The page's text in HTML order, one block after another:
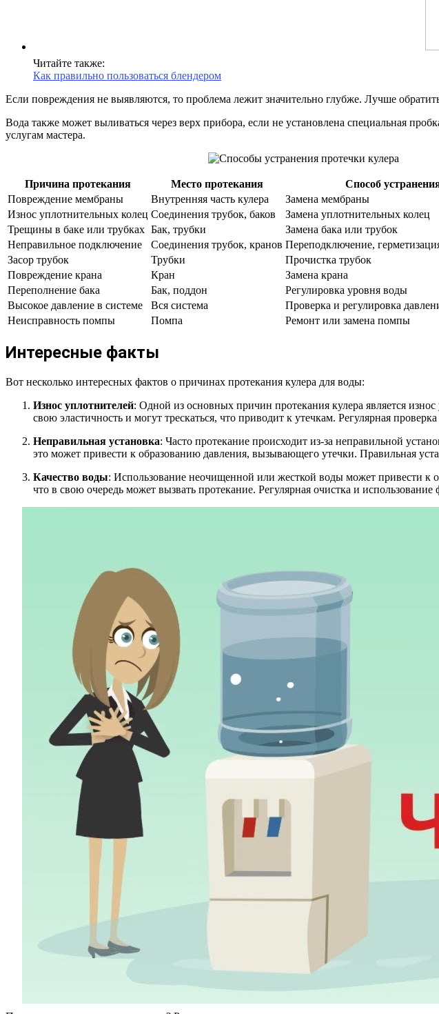
Читайте также:
Как правильно пользоваться блендером
Если повреждения не выявляются, то проблема лежит значительно глубже. Лучше
Вода также может выливаться через верх прибора, если не установлена специальная
услугам мастера.
Причина протекания Место протекания
Способ
Повреждение мембраны
Внутренняя часть кулера
Замена мембраны
Износ уплотнительных колец Соединения трубок, баков
Замена уплотнительных колец
Трещины в баке или трубках Бак, трубки
Замена бака или трубок
Неправильное подключение
Соединения трубок, кранов Переподключение,
Засор трубок
Трубки
Прочистка трубок
Повреждение крана
Кран
Замена крана
Переполнение бака
Бак, поддон
Регулировка уровня воды
Высокое давление в системе
Вся система
Проверка и регулировка
Неисправность помпы
Помпа Ремонт или замена помпы
Интересные факты
Вот несколько интересных фактов о причинах протекания кулера для воды:
Износ уплотнителей: Одной из основных причин протекания кулера является
свою эластичность и могут трескаться, что приводит к утечкам. Регулярная
Неправильная установка: Часто протекание происходит из-за неправильной
это может привести к образованию давления, вызывающего утечки. Правильная
Качество воды: Использование неочищенной или жесткой воды может привести к
что в свою очередь может вызвать протекание. Регулярная очистка и